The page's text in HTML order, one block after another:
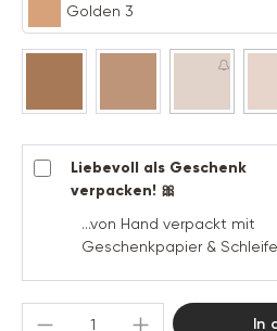
Golden 3
Liebevoll als Geschenk
verpacken! 🎀
...von Hand verpackt mit
Geschenkpapier &
Produkt Anzahl: Gib In